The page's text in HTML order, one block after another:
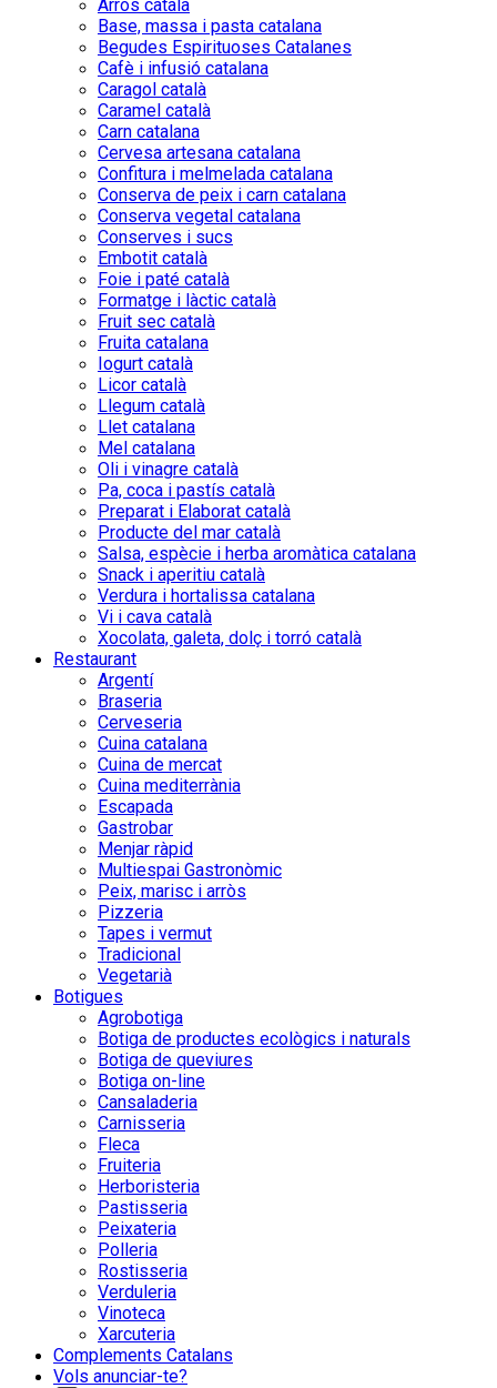
Arròs català
Base, massa i pasta catalana
Begudes Espirituoses Catalanes
Cafè i infusió catalana
Caragol català
Caramel català
Carn catalana
Cervesa artesana catalana
Confitura i melmelada catalana
Conserva de peix i carn catalana
Conserva vegetal catalana
Conserves i sucs
Embotit català
Foie i paté català
Formatge i làctic català
Fruit sec català
Fruita catalana
Iogurt català
Licor català
Llegum català
Llet catalana
Mel catalana
Oli i vinagre català
Pa, coca i pastís català
Preparat i Elaborat català
Producte del mar català
Salsa, espècie i herba aromàtica catalana
Snack i aperitiu català
Verdura i hortalissa catalana
Vi i cava català
Xocolata, galeta, dolç i torró català
Restaurant
Argentí
Braseria
Cerveseria
Cuina catalana
Cuina de mercat
Cuina mediterrània
Escapada
Gastrobar
Menjar ràpid
Multiespai Gastronòmic
Peix, marisc i arròs
Pizzeria
Tapes i vermut
Tradicional
Vegetarià
Botigues
Agrobotiga
Botiga de productes ecològics i naturals
Botiga de queviures
Botiga on-line
Cansaladeria
Carnisseria
Fleca
Fruiteria
Herboristeria
Pastisseria
Peixateria
Polleria
Rostisseria
Verduleria
Vinoteca
Xarcuteria
Complements Catalans
Vols anunciar-te?